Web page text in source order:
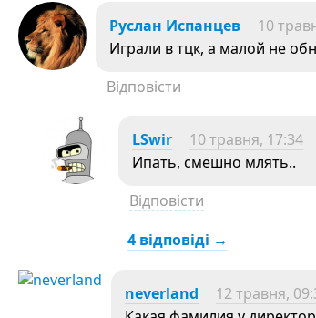
Руслан Испанцев 10
Играли в тцк, а малой не
Відповісти
LSwir 10 травня, 17:34
Ипать, смешно млять..
Відповісти
4 відповіді →
neverland 12 травня,